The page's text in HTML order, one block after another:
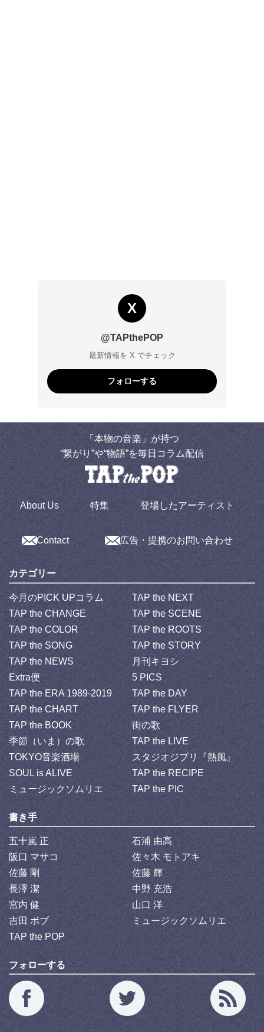
X
@TAPthePOP
最新情報を X でチェック
フォローする
「本物の音楽」が持つ
“繋がり”や“物語”を毎日コラム配信
About Us 特集 登場したアーティスト
Contact 広告・提携のお問い合わせ
カテゴリー
今月のPICK UPコラム
TAP the NEXT
TAP the CHANGE
TAP the SCENE
TAP the COLOR
TAP the ROOTS
TAP the SONG
TAP the STORY
TAP the NEWS
月刊キヨシ
Extra便
5 PICS
TAP the ERA 1989-2019
TAP the DAY
TAP the CHART
TAP the FLYER
TAP the BOOK
街の歌
季節（いま）の歌
TAP the LIVE
TOKYO音楽酒場
スタジオジブリ『熱風』
SOUL is ALIVE
TAP the RECIPE
ミュージックソムリエ
TAP the PIC
書き手
五十嵐 正
石浦 由高
阪口 マサコ
佐々木 モトアキ
佐藤 剛
佐藤 輝
長澤 潔
中野 充浩
宮内 健
山口 洋
吉田 ボブ
ミュージックソムリエ
TAP the POP
フォローする